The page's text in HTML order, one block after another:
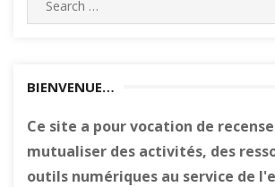
BIENVENUE…
Ce site a pour vocation de
mutualiser des activités, des
outils numériques au service de